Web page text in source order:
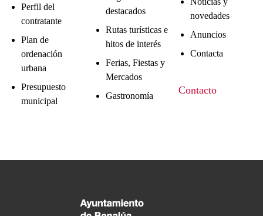
Perfil del
contratante
Plan de
ordenación
urbana
Presupuesto
municipal
destacados
Rutas turísticas e
hitos de interés
Ferias, Fiestas y
Mercados
Gastronomía
novedades
Anuncios
Contacta
Contacto